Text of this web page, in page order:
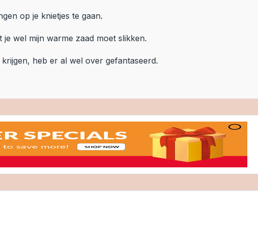
op je knietjes te gaan.
wel mijn warme zaad moet slikken.
heb er al wel over gefantaseerd.